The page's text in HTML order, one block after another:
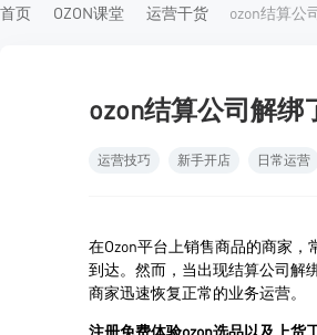
首页 OZON课堂 运营干货 ozon结算公
ozon结算公司解绑
运营技巧 新手开店 日常运营